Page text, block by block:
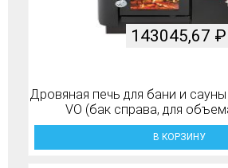
Дровяная печь для бани и сауны
VO (бак справа, для
143045,67 ₽
В КОРЗИНУ